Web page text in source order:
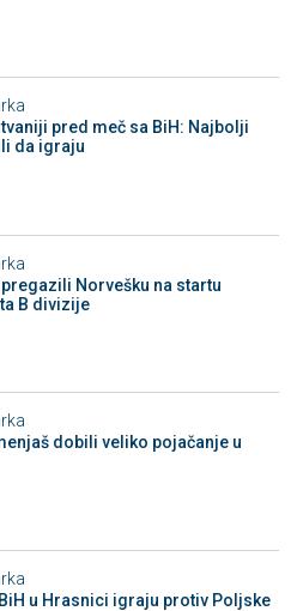
pred meč sa BiH: Najbolji
da igraju
Norvešku na startu
B divizije
dobili veliko pojačanje u
u Hrasnici igraju protiv Poljske